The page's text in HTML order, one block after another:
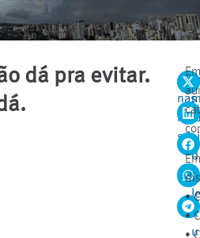
dá pra evitar.
1
.
d
e
le
it
u
nas
•
•